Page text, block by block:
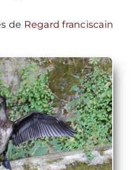
de Regard franciscain